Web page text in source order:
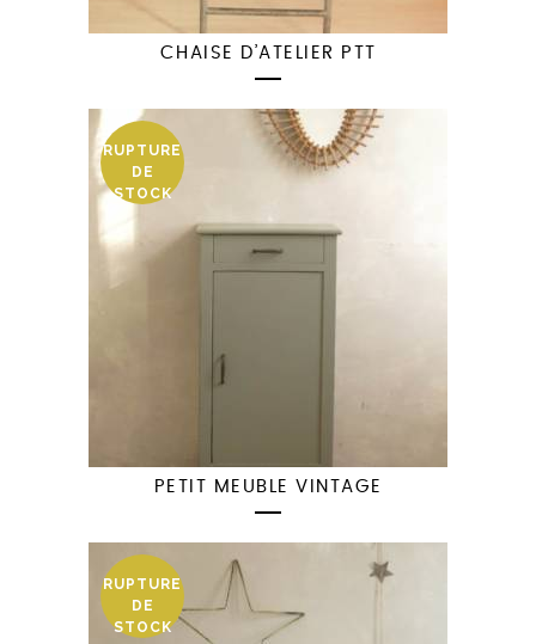
CHAISE D’ATELIER PTT
RUPTURE
DE
STOCK
PETIT MEUBLE VINTAGE
RUPTURE
DE
STOCK